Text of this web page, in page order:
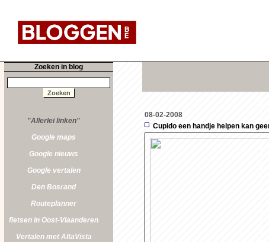
Zoeken in blog
"Allerlei linken"
Google maps
Google nieuws
Google vertalen
Den Bosrand
Routeplanner
fietsen in Oost-Vlaanderen
Vertalen met AltaVista
08-02-2008
Cupido een handje helpen kan